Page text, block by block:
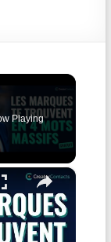
Playing
×